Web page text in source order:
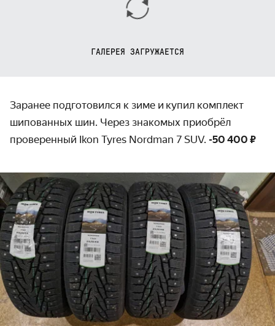
ГАЛЕРЕЯ ЗАГРУЖАЕТСЯ
Заранее подготовился к зиме и купил комплект
шипованных шин. Через знакомых приобрёл
проверенный Ikon Tyres Nordman 7 SUV. -50 400 ₽